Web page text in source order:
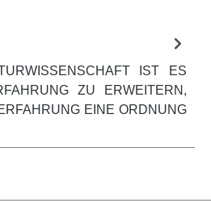
IST ES
ZU ERWEITERN,
EINE ORDNUNG